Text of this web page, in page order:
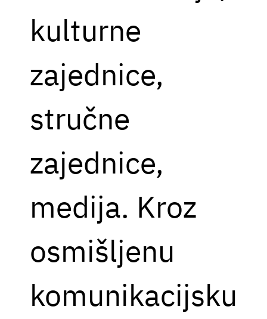
kulturne
zajednice,
stručne
zajednice,
medija. Kroz
osmišljenu
komunikacijsku